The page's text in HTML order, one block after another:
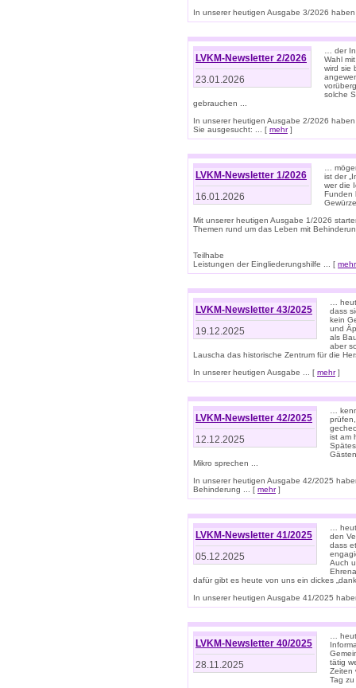
In unserer heutigen Ausgabe 3/2026
LVKM-Newsletter 2/2026
23.01.2026
… der
Wahl
wird sie
solche
gebrauchen ...
In unserer heutigen Ausgabe 2/2026
Sie ausgesucht: ... [ mehr]
LVKM-Newsletter 1/2026
16.01.2026
…
ist der
wer die
Funden
Mit unserer heutigen Ausgabe 1/2026
Themen rund um das Leben mit
Teilhabe
Leistungen der Eingliederungshilfe ... [ mehr
LVKM-Newsletter 43/2025
19.12.2025
…
dass
kein
und
als
aber
Lauscha das historische Zentrum für die
In unserer heutigen Ausgabe ... [ mehr]
LVKM-Newsletter 42/2025
12.12.2025
…
ist am
Mikro sprechen ...
In unserer heutigen Ausgabe 42/2025
Behinderung ... [ mehr]
LVKM-Newsletter 41/2025
05.12.2025
…
den
dass
Auch
dafür gibt es heute von uns ein dickes
In unserer heutigen Ausgabe 41/2025
LVKM-Newsletter 40/2025
28.11.2025
…
tätig
Zeiten
Tag